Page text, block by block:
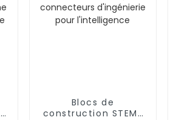
Blocs de
construction STEM/